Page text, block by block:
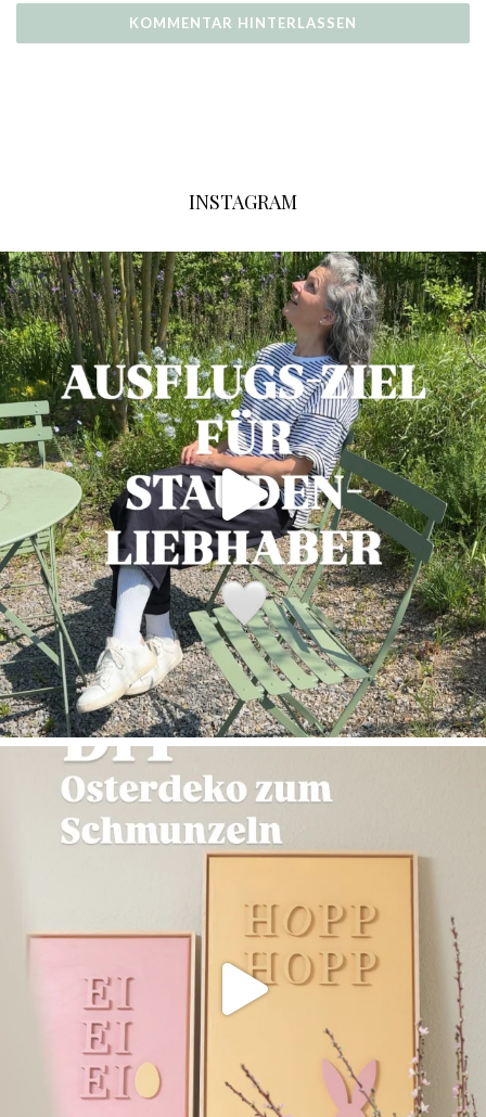
INSTAGRAM